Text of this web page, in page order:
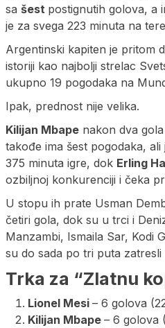
sa šest postignutih golova, a
je za svega 223 minuta na
Argentinski kapiten je pritom
istoriji kao najbolji strelac
ukupno 19 pogodaka na
Ipak, prednost nije velika.
Kilijan Mbape nakon dva
takođe ima šest pogodaka,
375 minuta igre, dok Erling
ozbiljnoj konkurenciji i čeka
U stopu ih prate Usman
četiri gola, dok su u trci i
Manzambi, Ismaila Sar, Kodi
su do sada po tri puta
Trka za “Zlatnu
Lionel Mesi – 6 golova
Kilijan Mbape – 6 golova